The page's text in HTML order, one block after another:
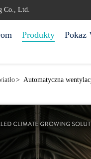
Co., Ltd.
Produkty Pokaz
> Automatyczna